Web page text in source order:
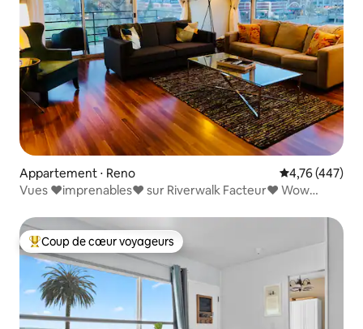
Appartement ⋅ Reno Évaluation
4,76 (447)
Vues ❤️imprenables❤️ sur Riverwalk Facteur❤️ Wow
Coups de cœur voyageurs les plus appréciés
Coup de cœur voyageurs